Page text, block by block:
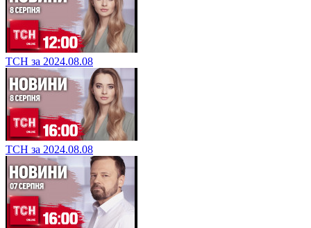
ТСН за 2024.08.08
ТСН за 2024.08.08